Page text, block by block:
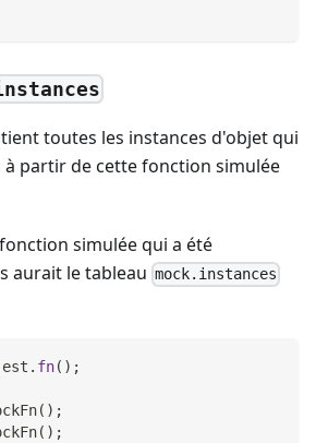
toutes les instances d'objet qui
partir de cette fonction simulée
simulée qui a été
aurait le tableau mock.instances
. fn( ) ;
( ) ;
( ) ;